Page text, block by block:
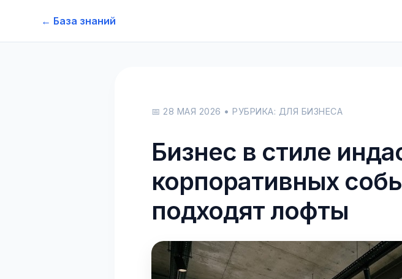
← База знаний
📅 28 МАЯ 2026 • РУБРИКА: ДЛЯ БИЗНЕСА
Бизнес в стиле
корпоративных
подходят лофты